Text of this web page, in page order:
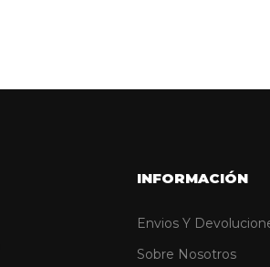
INFORMACIÓN
Envios Y
Sobre Nosotros